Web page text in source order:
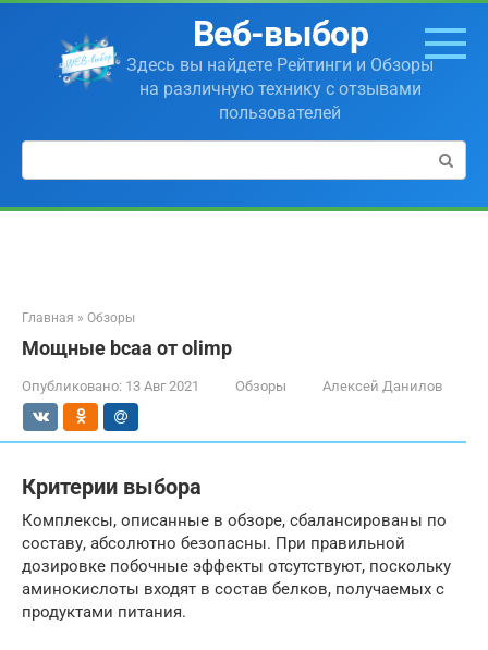
Перейти
контенту
Веб-выбор
Здесь вы найдете Рейтинги и Обзоры
на различную технику с отзывами
пользователей
Поиск:
Главная » Обзоры
Мощные bcaa от olimp
Опубликовано: 13 Авг 2021 Обзоры Алексей Данилов
Критерии выбора
Комплексы, описанные в обзоре, сбалансированы по
составу, абсолютно безопасны. При правильной
дозировке побочные эффекты отсутствуют, поскольку
аминокислоты входят в состав белков, получаемых с
продуктами питания.